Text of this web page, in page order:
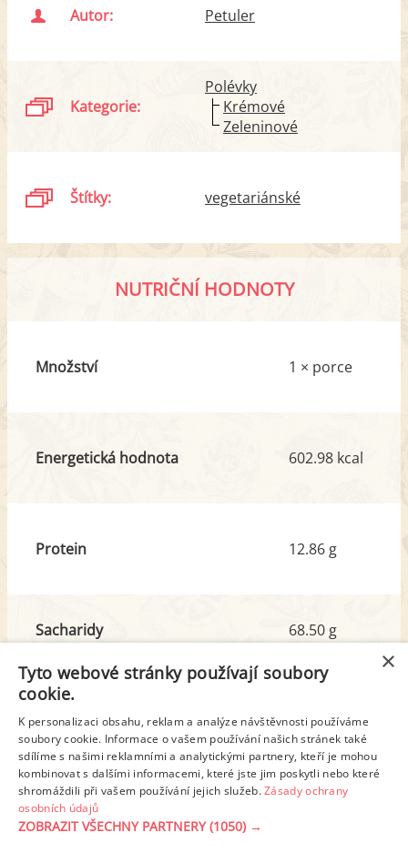
Autor: Petuler
Kategorie:
Polévky
Krémové
Zeleninové
Štítky: vegetariánské
NUTRIČNÍ HODNOTY
Množství 1 × porce
Energetická hodnota 602.98 kcal
Protein 12.86 g
Sacharidy
68.50 g
Tuk
z toho nas. mastné kyseliny
27.87 g
9.98 g
Detailní rozpis
×
Tyto webové stránky používají soubory
cookie.
K personalizaci obsahu, reklam a analýze návštěvnosti používáme
soubory cookie. Informace o vašem používání našich stránek také
sdílíme s našimi reklamními a analytickými partnery, kteří je mohou
kombinovat s dalšími informacemi, které jste jim poskytli nebo které
shromáždili při vašem používání jejich služeb.Zásady ochrany
osobních údajů
ZOBRAZIT VŠECHNY PARTNERY(1050) →